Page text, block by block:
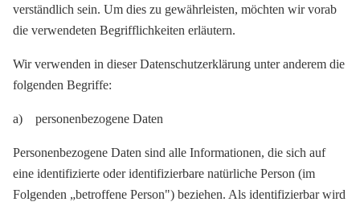
verständlich sein. Um dies zu gewährleisten, möchten wir vorab
die verwendeten Begrifflichkeiten erläutern.
Wir verwenden in dieser Datenschutzerklärung unter anderem die
folgenden Begriffe:
a) personenbezogene Daten
Personenbezogene Daten sind alle Informationen, die sich auf
eine identifizierte oder identifizierbare natürliche Person (im
Folgenden „betroffene Person") beziehen. Als identifizierbar wird